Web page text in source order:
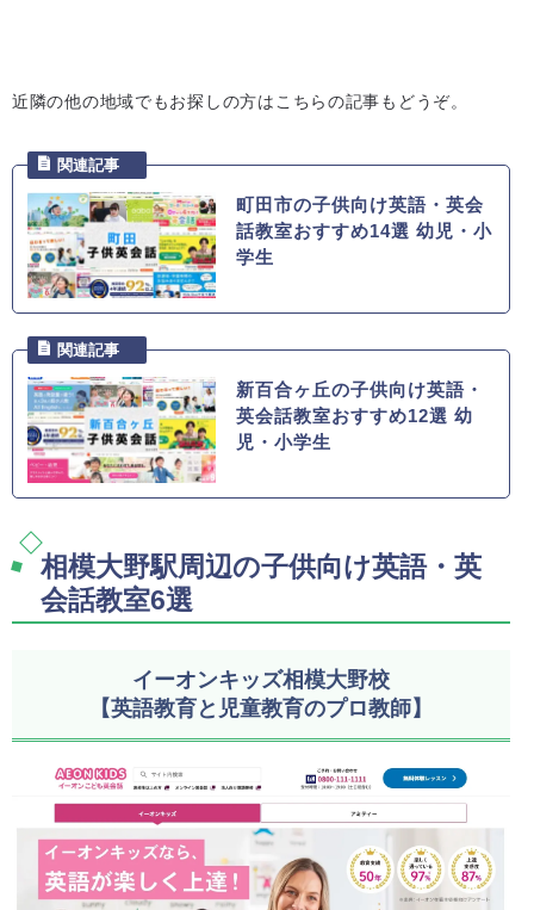
近隣の他の地域でもお探しの方はこちらの記事もどうぞ。
町田市の子供向け英語・英会
話教室おすすめ14選 幼児・小
学生
新百合ヶ丘の子供向け英語・
英会話教室おすすめ12選 幼
児・小学生
相模大野駅周辺の子供向け英語・英
会話教室6選
イーオンキッズ相模大野校
【英語教育と児童教育のプロ教師】